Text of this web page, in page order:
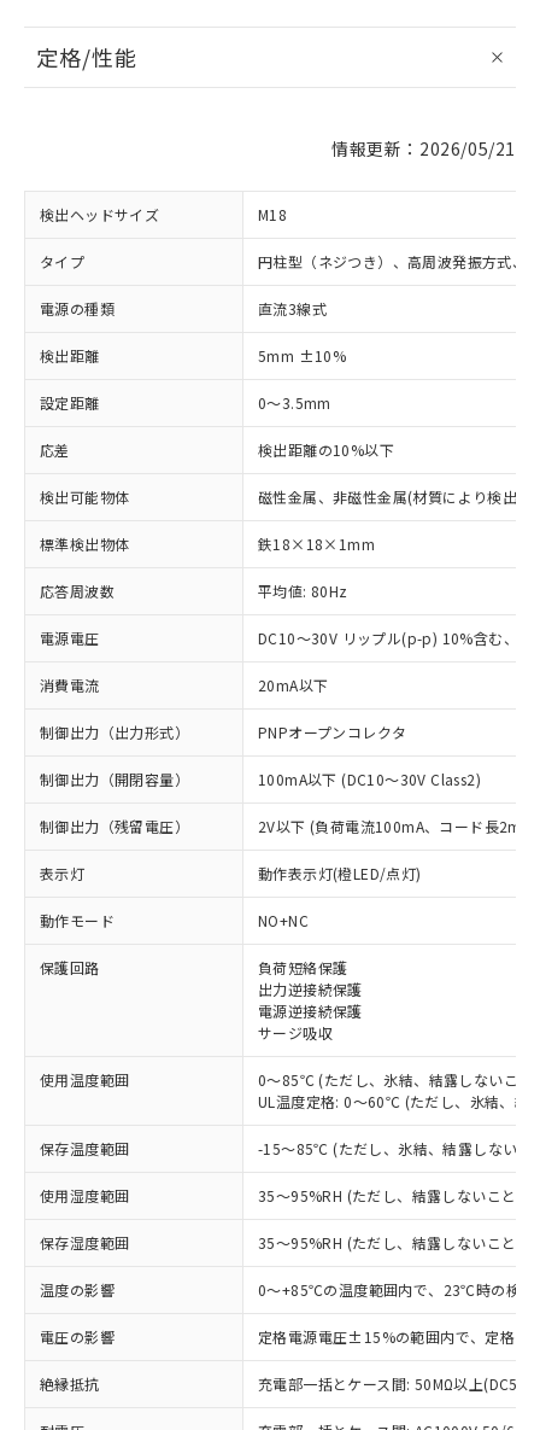
定格/性能
情報更新：2026/05/21
検出ヘッドサイズ M18
タイプ 円柱型（ネジつき）、高周波発振方式、
電源の種類 直流3線式
検出距離 5mm ±10%
設定距離 0～3.5mm
応差 検出距離の10%以下
検出可能物体 磁性金属、非磁性金属(材質により検出距
標準検出物体 鉄18×18×1mm
応答周波数 平均値: 80Hz
電源電圧 DC10～30V リップル(p-p) 10%含む、
消費電流 20mA以下
制御出力（出力形式） PNPオープンコレクタ
制御出力（開閉容量） 100mA以下 (DC10～30V Class2)
制御出力（残留電圧） 2V以下 (負荷電流100mA、コード長2m時
表示灯 動作表示灯(橙LED/点灯)
動作モード NO+NC
保護回路
負荷短絡保護
出力逆接続保護
電源逆接続保護
サージ吸収
使用温度範囲
0～85℃ (ただし、氷結、結露しないこと)
UL温度定格: 0～60℃ (ただし、氷結、結
保存温度範囲 -15～85℃ (ただし、氷結、結露しないこ
使用湿度範囲 35～95%RH (ただし、結露しないこと)
保存湿度範囲 35～95%RH (ただし、結露しないこと)
温度の影響 0～+85℃の温度範囲内で、23℃時の検
電圧の影響 定格電源電圧±15%の範囲内で、定格電
絶縁抵抗 充電部一括とケース間: 50MΩ以上
ご利用条件
以下の条件をお読みいただき、同意のうえ
ご利用ください。
商品の当社在庫状況および標準価格
(税抜)を提供させていただくもので
当社制御機器事業取扱商品の中には、
本サービスの対象外となる商品もある
ことをご了承ください。
在庫状況および標準価格照会結果は、
対応済み：EU RoHS指令（10物質）の
非含有に対応した製品が提供可能な商品で
有に対応した製品に切り替える予定のある
対応予定なし：EU RoHS指令（10物質）の
非含有に非対応の商品で、対応品を出す予
定はありません。
調査・確認中：EU RoHS指令（10物質）の
非含有の対応状況を調査中または確認中の
非該当品：ライセンス料など無形物で、有
害物質有無と関係のない商品です。
仕入先様の事情により、非含有部品として
むを得ず変更することがあります。
※1 中国RoHS○×表
「○」：最大均質材料含有率が中国RoHSの
基準値以下であることを示します。
「×」：最大均質材料含有率が中国RoHSの
基準値を超えていることを示します。
「－」：未確認です。当社販売部門へお問
当社は、これら貴社製品のうち、外国